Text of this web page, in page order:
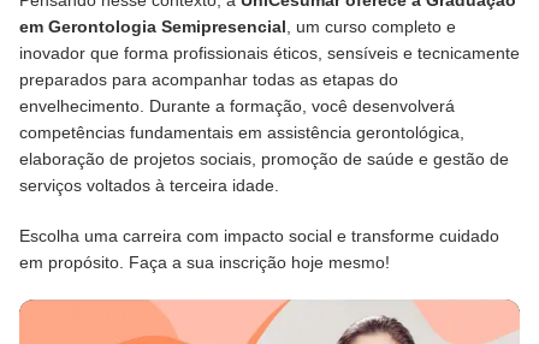
em Gerontologia Semipresencial , um curso completo e
inovador que forma profissionais éticos, sensíveis e tecnicamente
preparados para acompanhar todas as etapas do
envelhecimento. Durante a formação, você desenvolverá
competências fundamentais em assistência gerontológica,
elaboração de projetos sociais, promoção de saúde e gestão de
serviços voltados à terceira idade.
Escolha uma carreira com impacto social e transforme cuidado
em propósito. Faça a sua inscrição hoje mesmo!